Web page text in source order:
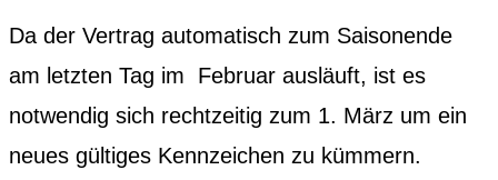
Da der Vertrag automatisch zum Saisonende
am letzten Tag im Februar ausläuft, ist es
notwendig sich rechtzeitig zum 1. März um ein
neues gültiges Kennzeichen zu kümmern.